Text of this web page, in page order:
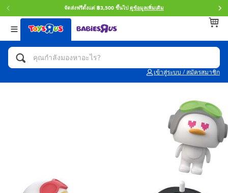
จัดส่งฟรีตั้งแต่ ฿3,500 ขึ้นไป ดูข้อมูลเพิ่มเติม
เข้าสู่ระบบ / สมัครสมาชิก
กลับ
หมวดหมู่
แอคชั่นฟิกเกอร์ และการสวมบทบาทเป็นฮีโร่
รถของเล่น, รถบรรทุกของเล่น, รถไฟของเล่น
กลับ
แบรนด์
Toy Story ทอย สตอรี่
กลับ
Age
0~2 ปี